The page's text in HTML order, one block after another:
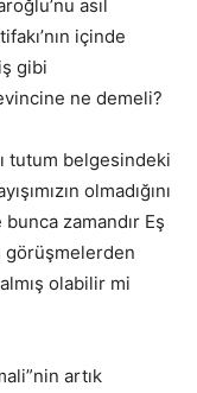
asıl
içinde
gibi
ne demeli?
tutum belgesindeki
olmadığını
zamandır Eş
görüşmelerden
olabilir mi
artık